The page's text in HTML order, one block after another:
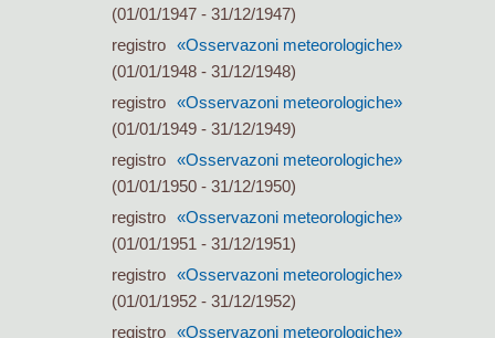
(01/01/1947 - 31/12/1947)
registro «Osservazoni meteorologiche»
(01/01/1948 - 31/12/1948)
registro «Osservazoni meteorologiche»
(01/01/1949 - 31/12/1949)
registro «Osservazoni meteorologiche»
(01/01/1950 - 31/12/1950)
registro «Osservazoni meteorologiche»
(01/01/1951 - 31/12/1951)
registro «Osservazoni meteorologiche»
(01/01/1952 - 31/12/1952)
registro «Osservazoni meteorologiche»